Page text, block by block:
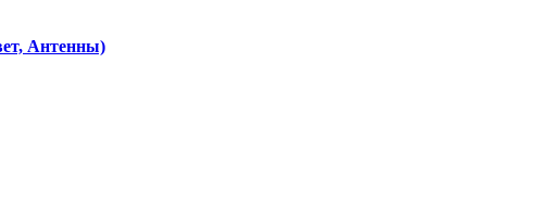
Антенны)